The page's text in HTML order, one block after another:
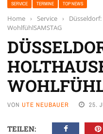
SERVICE TERMINE TOP NEWS
Home › Service ›
WohlfühlSAMSTAG
VON UTE NEUBAUER 25.
TEILEN: